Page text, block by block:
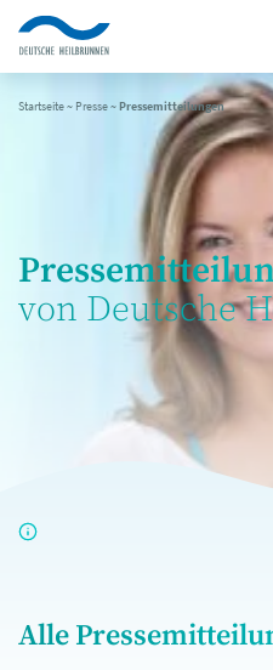
Startseite~ Presse~Pressemitteilungen
von Deutsche
Alle